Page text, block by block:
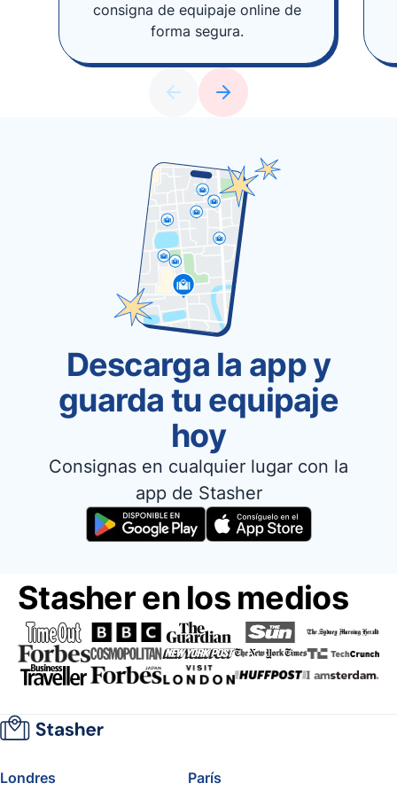
consigna de equipaje online de
forma segura.
Descarga la app y
guarda tu equipaje
hoy
Consignas en cualquier lugar con la
app de Stasher
Stasher en los medios
Londres
París